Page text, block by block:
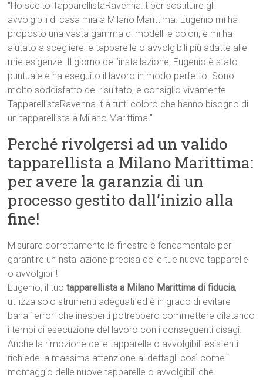
“Ho scelto TapparellistaRavenna.it per sostituire gli
avvolgibili di casa mia a Milano Marittima. Eugenio mi ha
proposto una vasta gamma di modelli e colori, e mi ha
aiutato a scegliere le tapparelle o avvolgibili più adatte alle
mie esigenze. Il giorno dell’installazione, Eugenio è stato
puntuale e ha eseguito il lavoro in modo perfetto. Sono
molto soddisfatto del risultato, e consiglio vivamente
TapparellistaRavenna.it a tutti coloro che hanno bisogno di
un tapparellista a Milano Marittima.”
Perché rivolgersi ad un valido
tapparellista a Milano Marittima:
per avere la garanzia di un
processo gestito dall’inizio alla
fine!
Misurare correttamente le finestre è fondamentale per
garantire un’installazione precisa delle tue nuove tapparelle
o avvolgibili!
Eugenio, il tuotapparellista a Milano Marittima di fiducia,
utilizza solo strumenti adeguati ed è in grado di evitare
banali errori che inesperti potrebbero commettere dilatando
i tempi di esecuzione del lavoro con i conseguenti disagi.
Anche la rimozione delle tapparelle o avvolgibili esistenti
richiede la massima attenzione ai dettagli così come il
montaggio delle nuove tapparelle o avvolgibili che